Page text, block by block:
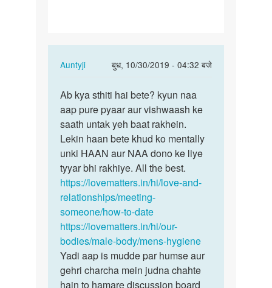
Auntyji
बुध, 10/30/2019 - 04:32 बजे
In
to
Meri
ek
friend
h
Muje
lagta…
by
Nilesh
verma
Ab
kya
sthiti
hai
bete?
kyun…
Ab kya sthiti hai bete? kyun naa
aap pure pyaar aur vishwaash ke
saath untak yeh baat rakhein.
Lekin haan bete khud ko mentally
unki HAAN aur NAA dono ke liye
tyyar bhi rakhiye. All the best.
https://lovematters.in/hi/love-and-
relationships/meeting-
someone/how-to-date
https://lovematters.in/hi/our-
bodies/male-body/mens-hygiene
Yadi aap is mudde par humse aur
gehri charcha mein judna chahte
hain to hamare discussion board